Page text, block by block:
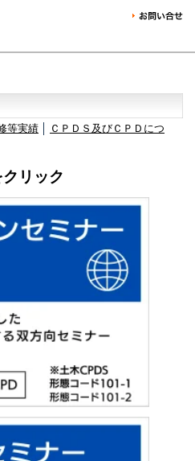
等実績
ＣＰＤＳ及びＣＰＤにつ
リック